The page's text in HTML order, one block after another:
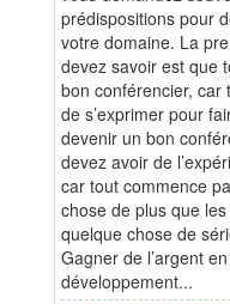
prédispositions pour
votre domaine. La
devez savoir est que
bon conférencier, car
de s’exprimer pour
devenir un bon
devez avoir de
car tout commence
chose de plus que
quelque chose de
Gagner de l’argent
développement...